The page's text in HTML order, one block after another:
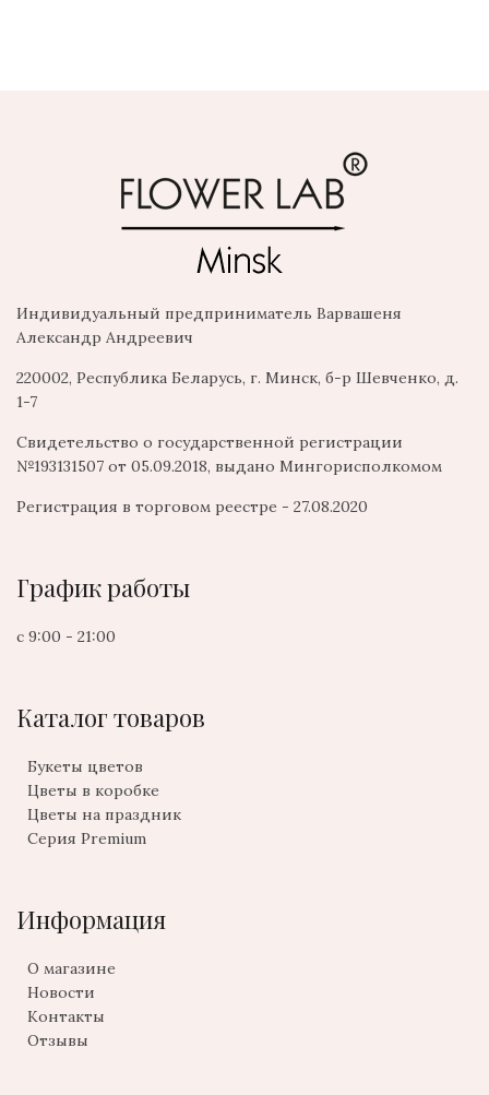
Индивидуальный предприниматель Варвашеня
Александр Андреевич
220002, Республика Беларусь, г. Минск, б-р Шевченко, д.
1-7
Свидетельство о государственной регистрации
№193131507 от 05.09.2018, выдано Мингорисполкомом
Регистрация в торговом реестре - 27.08.2020
График работы
с 9:00 - 21:00
Каталог товаров
Букеты цветов
Цветы в коробке
Цветы на праздник
Серия Premium
Информация
О магазине
Новости
Контакты
Отзывы